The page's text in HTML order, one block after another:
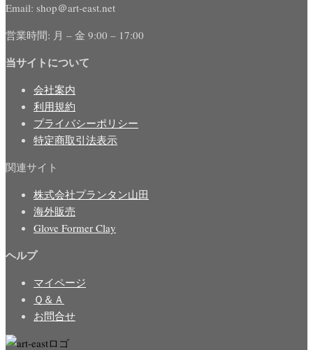
Email: shop＠art-east.net
営業時間: 月 – 金 9:00 – 17:00
当サイトについて
会社案内
利用規約
プライバシーポリシー
特定商取引法表示
関連サイト
株式会社プランタン山田
海外販売
Glove Former Clay
ヘルプ
マイページ
Ｑ＆Ａ
お問合せ